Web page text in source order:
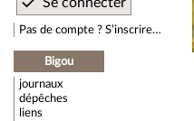
Pas de compte ? S’inscrire…
Bigou
journaux
dépêches
liens